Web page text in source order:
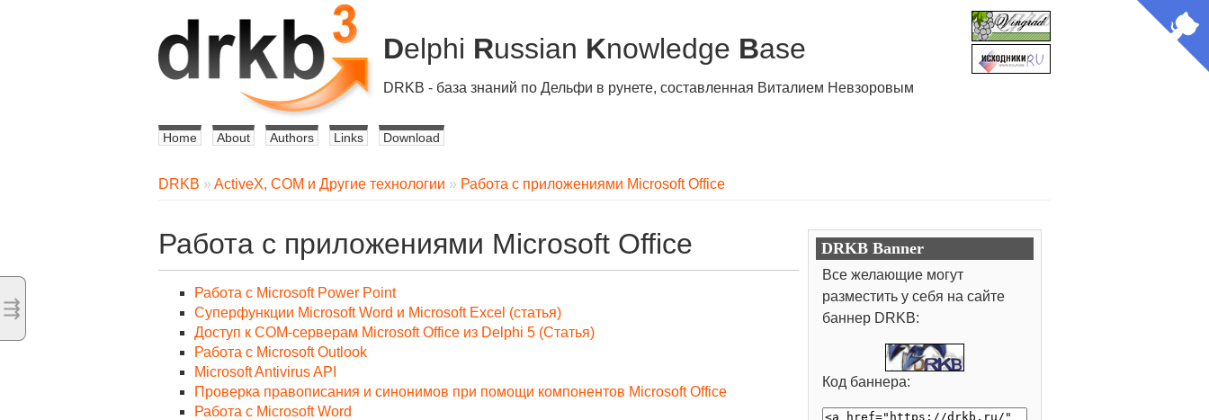
⇶
Delphi Russian Knowledge Base
DRKB - база знаний по Дельфи в рунете, составленная Виталием Невзоровым
Home About Authors Links Download
DRKB » ActiveX, COM и Другие технологии » Работа с приложениями Microsoft Office
Работа с приложениями Microsoft Office
Работа с Microsoft Power Point
Суперфункции Microsoft Word и Microsoft Excel (статья)
Доступ к COM-серверам Microsoft Office из Delphi 5 (Статья)
Работа с Microsoft Outlook
Microsoft Antivirus API
Проверка правописания и синонимов при помощи компонентов Microsoft Office
Работа с Microsoft Word
DRKB Banner
Все желающие могут
разместить у себя на сайте
баннер DRKB:
Код баннера: